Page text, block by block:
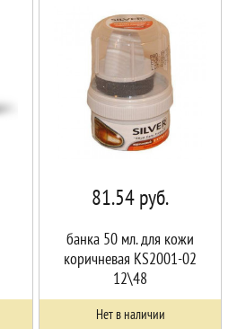
81.54руб.
банка 50 мл. для кожи
коричневая КS2001-02
12\48
Нет в наличии